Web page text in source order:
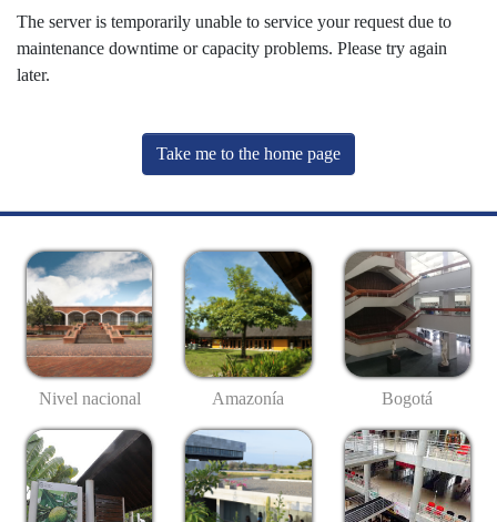
The server is temporarily unable to service your request due to
maintenance downtime or capacity problems. Please try again
later.
Take me to the home page
Nivel nacional Amazonía Bogotá